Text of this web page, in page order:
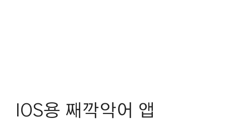
IOS용 째깍악어 앱